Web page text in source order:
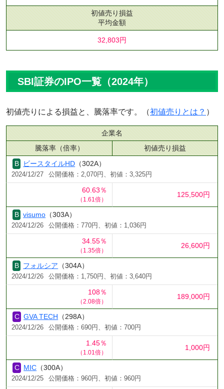
初値売り損益
平均金額
32,803円
SBI証券のIPO一覧（2024年）
初値売りによる損益と、騰落率です。（初値売りとは？ ）
企業名
騰落率（倍率）
初値売り損益
ビースタイルHD （302A）
2024/12/27 公開価格：2,070円、初値：3,325円
60.63％
（1.61倍）
125,500円
visumo （303A）
2024/12/26 公開価格：770円、初値：1,036円
34.55％
（1.35倍）
26,600円
フォルシア （304A）
2024/12/26 公開価格：1,750円、初値：3,640円
108％
（2.08倍）
189,000円
GVA TECH （298A）
2024/12/26 公開価格：690円、初値：700円
1.45％
（1.01倍）
1,000円
MIC （300A）
2024/12/25 公開価格：960円、初値：960円